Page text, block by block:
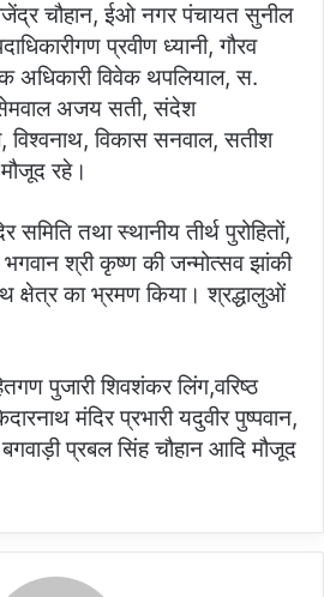
चौहान, ईओ नगर पंचायत सुनील
प्रवीण ध्यानी, गौरव
अधिकारी विवेक थपलियाल, स.
सेमवाल अजय सती, संदेश
विश्वनाथ, विकास सनवाल, सतीश
रहे।
समिति तथा स्थानीय तीर्थ पुरोहितों,
श्री कृष्ण की जन्मोत्सव झांकी
क्षेत्र का भ्रमण किया। श्रद्धालुओं
पुजारी शिवशंकर लिंग,‌वरिष्ठ
मंदिर प्रभारी यदुवीर पुष्पवान,
प्रबल सिंह चौहान आदि मौजूद